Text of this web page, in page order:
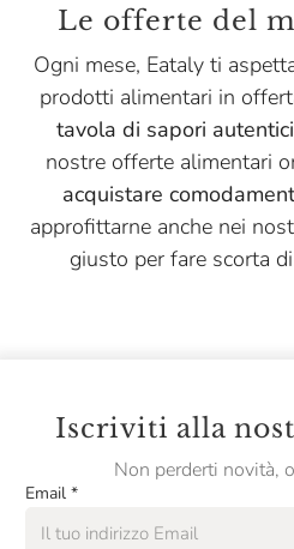
Pasta Natura
Pastificio Artusi
Pastificio Di Treviso
Pellegrino
Peroni
Podere Cittadella
Renato Ratti
Riso Del Falasco
Rocca Di Frassinello
Le offerte del
Ogni mese, Eataly ti
prodotti alimentari in
tavola di sapori
nostre offerte alimentari
acquistare
approfittarne anche nei
giusto per fare scorta
Iscriviti alla
Non perderti novità,
Email *